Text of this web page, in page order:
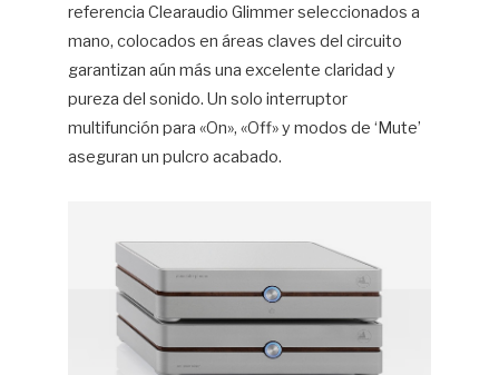
referencia Clearaudio Glimmer seleccionados a
mano, colocados en áreas claves del circuito
garantizan aún más una excelente claridad y
pureza del sonido. Un solo interruptor
multifunción para «On», «Off» y modos de ‘Mute’
aseguran un pulcro acabado.